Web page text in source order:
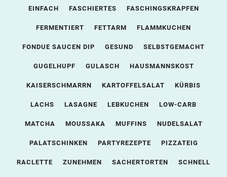
EINFACH FASCHIERTES FASCHINGSKRAPFEN
FERMENTIERT FETTARM FLAMMKUCHEN
FONDUE SAUCEN DIP GESUND SELBSTGEMACHT
GUGELHUPF GULASCH HAUSMANNSKOST
KAISERSCHMARRN KARTOFFELSALAT KÜRBIS
LACHS LASAGNE LEBKUCHEN LOW-CARB
MATCHA MOUSSAKA MUFFINS NUDELSALAT
PALATSCHINKEN PARTYREZEPTE PIZZATEIG
RACLETTE ZUNEHMEN SACHERTORTEN SCHNELL